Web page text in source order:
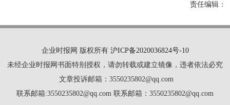
责任编辑：
企业时报网 版权所有 沪ICP备2020036824号-10
未经企业时报网书面特别授权，请勿转载或建立镜像，违者依法必究
文章投诉邮箱：3550235802@qq.com
联系邮箱:3550235802@qq.com 联系邮箱：3550235802@qq.com